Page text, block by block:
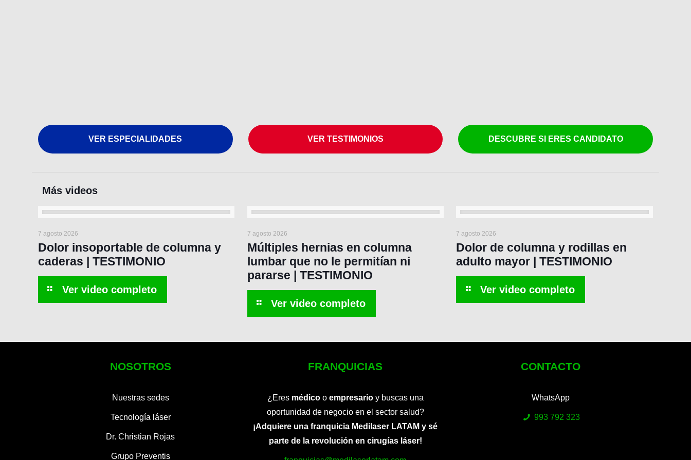
VER ESPECIALIDADES VER TESTIMONIOS DESCUBRE SI ERES CANDIDATO
7 agosto 2026
Dolor insoportable de columna y
caderas | TESTIMONIO
7 agosto 2026
Múltiples hernias en columna
lumbar que no le permitían ni
pararse | TESTIMONIO
7 agosto 2026
Dolor de columna y rodillas en
adulto mayor | TESTIMONIO
NOSOTROS
Nuestras sedes
Tecnología láser
Dr. Christian Rojas
Grupo Preventis
FRANQUICIAS
¿Eres médicoo empresarioy buscas una
oportunidad de negocio en el sector salud?
¡Adquiere una franquicia Medilaser LATAM y sé
parte de la revolución en cirugías láser!
CONTACTO
WhatsApp
993 792 323